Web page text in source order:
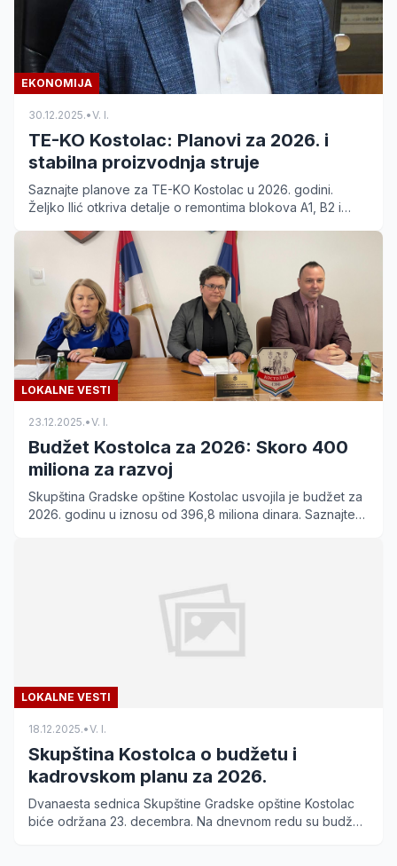
EKONOMIJA
30.12.2025.•V. I.
TE-KO Kostolac: Planovi za 2026. i
stabilna proizvodnja struje
Saznajte planove za TE-KO Kostolac u 2026. godini.
Željko Ilić otkriva detalje o remontima blokova A1, B2 i
LOKALNE VESTI
23.12.2025.•V. I.
Budžet Kostolca za 2026: Skoro 400
miliona za razvoj
Skupština Gradske opštine Kostolac usvojila je budžet za
2026. godinu u iznosu od 396,8 miliona dinara. Saznajte
LOKALNE VESTI
18.12.2025.•V. I.
Skupština Kostolca o budžetu i
kadrovskom planu za 2026.
Dvanaesta sednica Skupštine Gradske opštine Kostolac
biće održana 23. decembra. Na dnevnom redu su budžet